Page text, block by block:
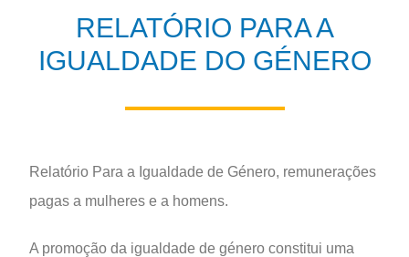
RELATÓRIO PARA A
IGUALDADE DO GÉNERO
Relatório Para a Igualdade de Género, remunerações
pagas a mulheres e a homens.
A promoção da igualdade de género constitui uma